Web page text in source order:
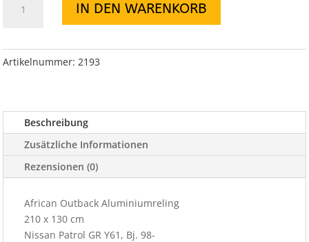
Outback
Aluminiumreling
Menge
IN DEN WARENKORB
Artikelnummer: 2193
Beschreibung
Zusätzliche Informationen
Rezensionen (0)
African Outback Aluminiumreling
210 x 130 cm
Nissan Patrol GR Y61, Bj. 98-